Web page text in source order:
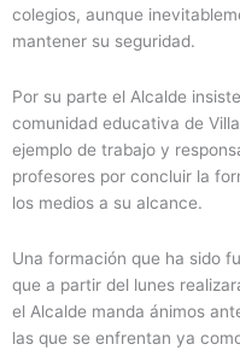
colegios, aunque
mantener su seguridad.
Por su parte el Alcalde
comunidad educativa de
ejemplo de trabajo y
profesores por concluir la
los medios a su alcance.
Una formación que ha sido
que a partir del lunes
el Alcalde manda ánimos
las que se enfrentan ya